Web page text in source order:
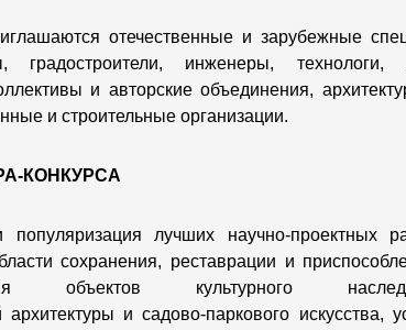
отечественные и зарубежные
градостроители, инженеры, технологи,
и авторские объединения,
и строительные организации.
КОНКУРСА
популяризация лучших научно-проектных
сохранения, реставрации и
объектов культурного
и садово-паркового искусства,